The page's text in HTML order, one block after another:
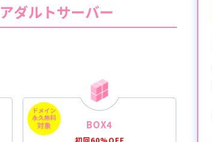
アダルトサーバー
ドメイン
永久無料
対象 BOX4
初回60%OFF